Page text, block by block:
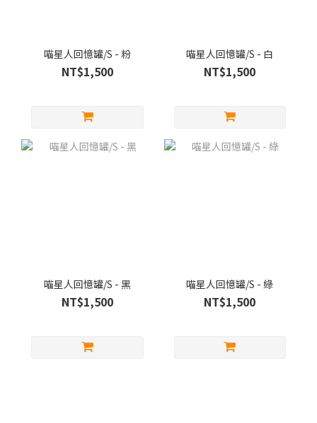
喵星人回憶罐/S - 粉
NT$1,500
喵星人回憶罐/S - 白
NT$1,500
喵星人回憶罐/S - 黑
NT$1,500
喵星人回憶罐/S - 綠
NT$1,500